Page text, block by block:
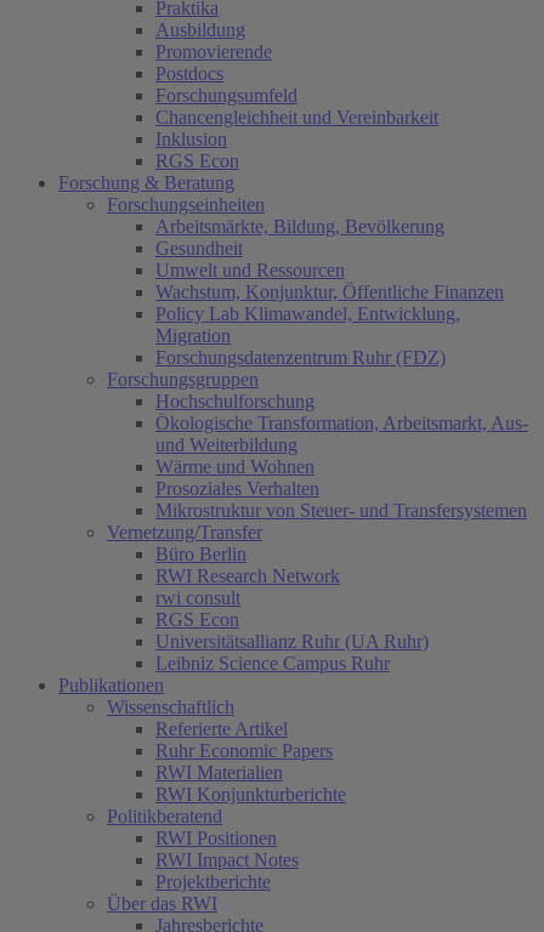
Praktika
Ausbildung
Promovierende
Postdocs
Forschungsumfeld
Chancengleichheit und Vereinbarkeit
Inklusion
RGS Econ
Forschung & Beratung
Forschungseinheiten
Arbeitsmärkte, Bildung, Bevölkerung
Gesundheit
Umwelt und Ressourcen
Wachstum, Konjunktur, Öffentliche Finanzen
Policy Lab Klimawandel, Entwicklung,
Migration
Forschungsdatenzentrum Ruhr (FDZ)
Forschungsgruppen
Hochschulforschung
Ökologische Transformation, Arbeitsmarkt, Aus-
und Weiterbildung
Wärme und Wohnen
Prosoziales Verhalten
Mikrostruktur von Steuer- und Transfersystemen
Vernetzung/Transfer
Büro Berlin
RWI Research Network
rwi consult
RGS Econ
Universitätsallianz Ruhr (UA Ruhr)
Leibniz Science Campus Ruhr
Publikationen
Wissenschaftlich
Referierte Artikel
Ruhr Economic Papers
RWI Materialien
RWI Konjunkturberichte
Politikberatend
RWI Positionen
RWI Impact Notes
Projektberichte(current)
Über das RWI
Jahresberichte